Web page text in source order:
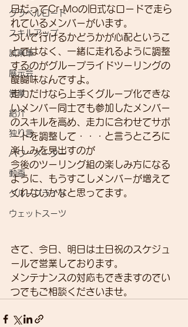
グラベルロード
スキルアップ
試乗車
展示会
営業
紹介
独り言
パワーメーター
動画
グループライド
ウェットスーツ
日だってCr-Moの旧式なロードで走ら
れているメンバーがいます。
ついて行けるかどうかが心配というこ
とではなく、一緒に走れるように調整
するのがグループライドツーリングの
醍醐味なんですよ。
走力だけなら上手くグループ化できな
いメンバー同士でも参加したメンバー
のスキルを高め、走力に合わせてサポ
ートを調整して・・・と言うところに
楽しみを見出すのが
今後のツーリング組の楽しみ方になる
ように、もうすこしメンバーが増えて
くれないかなと思ってます。
さて、今日、明日は土日祝のスケジュ
ールで営業しております。
メンテナンスの対応もできますのでい
つでもご相談くださいませ。